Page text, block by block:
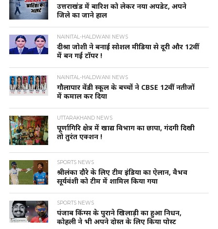
उत्तराखंड में बारिश को लेकर नया अपडेट, अपने
जिले का जाने हाल
NAINITAL-HALDWANI NEWS
दीश्रा जोशी ने बनाई सोशल मीडिया से दूरी और 12वीं
में बन गई टॉपर !
NAINITAL-HALDWANI NEWS
गौलापार वेंडी स्कूल के बच्चों ने CBSE 12वीं नतीजों
में कमाल कर दिया
UTTARAKHAND NEWS
पूर्णागिरि क्षेत्र में खाद्य विभाग का छापा, गंदगी दिखी
तो तुरंत एक्शन !
SPORTS NEWS
श्रीलंका दौरे के लिए टीम इंडिया का ऐलान, वैभव
सूर्यवंशी को टीम में शामिल किया गया
SPORTS NEWS
पंजाब किंग्स के पुराने खिलाड़ी का हुआ निधन,
कोहली ने भी अपने दोस्त के लिए किया पोस्ट